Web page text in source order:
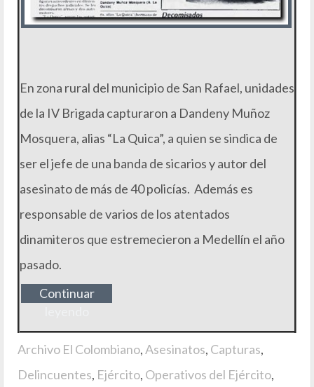
En zona rural del municipio de San Rafael, unidades
de la IV Brigada capturaron a Dandeny Muñoz
Mosquera, alias “La Quica”, a quien se sindica de
ser el jefe de una banda de sicarios y autor del
asesinato de más de 40 policías. Además es
responsable de varios de los atentados
dinamiteros que estremecieron a Medellín el año
pasado.
Continuar
Archivo El Colombiano,Asesinatos, Capturas,
Delincuentes, Ejército, Operativos del Ejército,